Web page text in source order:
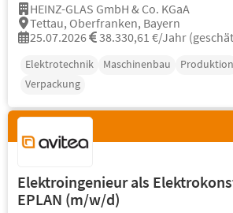
HEINZ-GLAS GmbH & Co. KGaA
Tettau, Oberfranken, Bayern
25.07.2026
38.330,61 €/Jahr
Elektrotechnik Maschinenbau Produktion
Verpackung
Elektroingenieur als
EPLAN (m/w/d)